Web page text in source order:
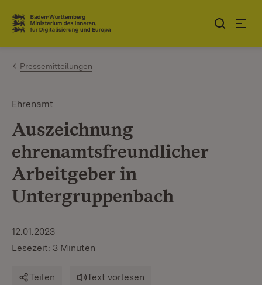
Zum Inhalt springen
Link zur Startseite
Pressemitteilungen
Ehrenamt
Auszeichnung
ehrenamtsfreundlicher
Arbeitgeber in
Untergruppenbach
12.01.2023
Lesezeit: 3 Minuten
Teilen Text vorlesen